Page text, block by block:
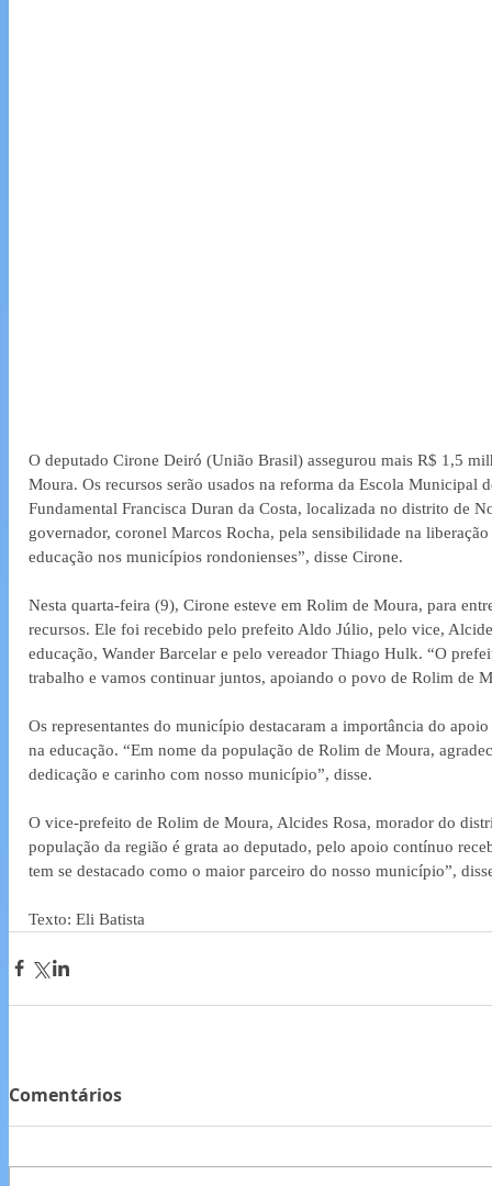
O deputado Cirone Deiró (União Brasil) assegurou mais R$ 1,5
Moura. Os recursos serão usados na reforma da Escola Municipal
Fundamental Francisca Duran da Costa, localizada no distrito de
governador, coronel Marcos Rocha, pela sensibilidade na
educação nos municípios rondonienses”, disse Cirone.
Nesta quarta-feira (9), Cirone esteve em Rolim de Moura, para
recursos. Ele foi recebido pelo prefeito Aldo Júlio, pelo vice,
educação, Wander Barcelar e pelo vereador Thiago Hulk. “O
trabalho e vamos continuar juntos, apoiando o povo de Rolim de
Os representantes do município destacaram a importância do
na educação. “Em nome da população de Rolim de Moura,
dedicação e carinho com nosso município”, disse.
O vice-prefeito de Rolim de Moura, Alcides Rosa, morador do
população da região é grata ao deputado, pelo apoio contínuo
tem se destacado como o maior parceiro do nosso município”,
Texto: Eli Batista
Comentários